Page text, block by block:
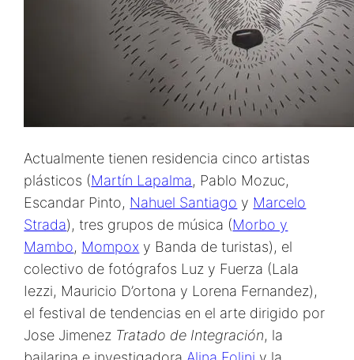
Actualmente tienen residencia cinco artistas
plásticos (Martín Lapalma, Pablo Mozuc,
Escandar Pinto, Nahuel Santiago y Marcelo
Strada), tres grupos de música (Morbo y
Mambo, Mompox y Banda de turistas), el
colectivo de fotógrafos Luz y Fuerza (Lala
Iezzi, Mauricio D’ortona y Lorena Fernandez),
el festival de tendencias en el arte dirigido por
Jose Jimenez Tratado de Integración, la